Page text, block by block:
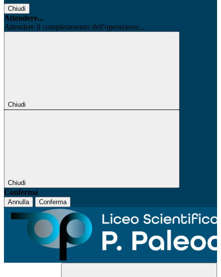
Chiudi
Attendere...
Attendere il completamento dell'operazione...
Chiudi
Chiudi
Conferma
Annulla Conferma